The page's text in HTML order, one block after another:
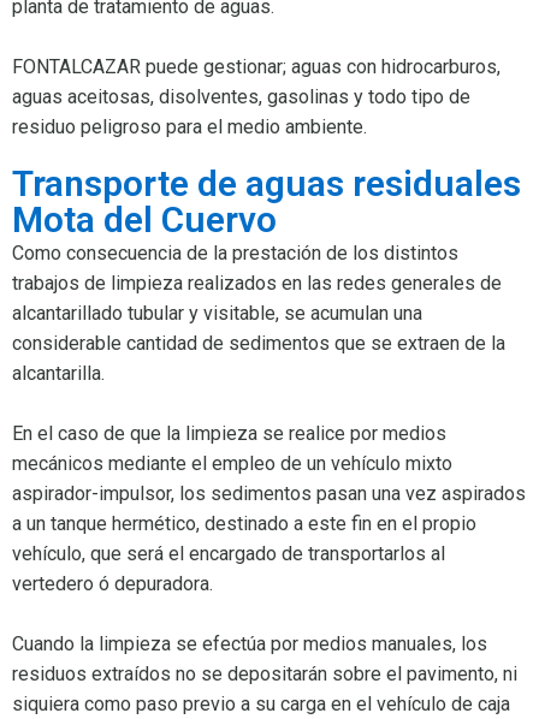
planta de tratamiento de aguas.
FONTALCAZAR puede gestionar; aguas con hidrocarburos,
aguas aceitosas, disolventes, gasolinas y todo tipo de
residuo peligroso para el medio ambiente.
Transporte de aguas residuales
Mota del Cuervo
Como consecuencia de la prestación de los distintos
trabajos de limpieza realizados en las redes generales de
alcantarillado tubular y visitable, se acumulan una
considerable cantidad de sedimentos que se extraen de la
alcantarilla.
En el caso de que la limpieza se realice por medios
mecánicos mediante el empleo de un vehículo mixto
aspirador-impulsor, los sedimentos pasan una vez aspirados
a un tanque hermético, destinado a este fin en el propio
vehículo, que será el encargado de transportarlos al
vertedero ó depuradora.
Cuando la limpieza se efectúa por medios manuales, los
residuos extraídos no se depositarán sobre el pavimento, ni
siquiera como paso previo a su carga en el vehículo de caja